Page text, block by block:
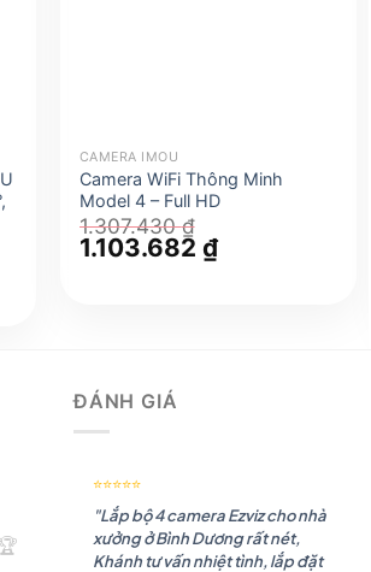
CAMERA IMOU
Camera WiFi Thông Minh
Model 4 – Full HD
1.307.430₫
Giá
gốc
1.103.682 ₫Giá
hiện
ĐÁNH GIÁ
⭐⭐⭐⭐⭐
"Lắp bộ 4 camera Ezviz cho nhà
xưởng ở Bình Dương rất nét,
Khánh tư vấn nhiệt tình, lắp đặt